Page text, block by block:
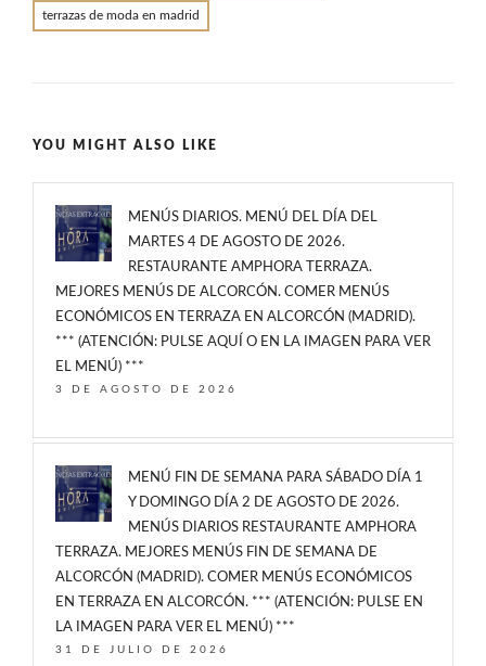
terrazas de moda en madrid
YOU MIGHT ALSO LIKE
MENÚS DIARIOS. MENÚ DEL DÍA DEL
MARTES 4 DE AGOSTO DE 2026.
RESTAURANTE AMPHORA TERRAZA.
MEJORES MENÚS DE ALCORCÓN. COMER MENÚS
ECONÓMICOS EN TERRAZA EN ALCORCÓN (MADRID).
*** (ATENCIÓN: PULSE AQUÍ O EN LA IMAGEN PARA VER
EL MENÚ) ***
3 DE AGOSTO DE 2026
MENÚ FIN DE SEMANA PARA SÁBADO DÍA 1
Y DOMINGO DÍA 2 DE AGOSTO DE 2026.
MENÚS DIARIOS RESTAURANTE AMPHORA
TERRAZA. MEJORES MENÚS FIN DE SEMANA DE
ALCORCÓN (MADRID). COMER MENÚS ECONÓMICOS
EN TERRAZA EN ALCORCÓN. *** (ATENCIÓN: PULSE EN
LA IMAGEN PARA VER EL MENÚ) ***
31 DE JULIO DE 2026